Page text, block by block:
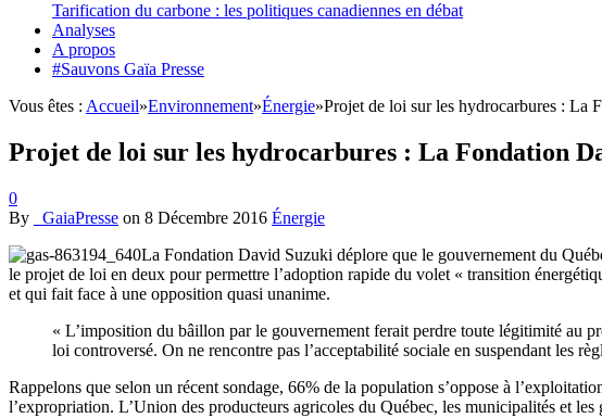
Tarification du carbone : les politiques canadiennes en débat
Analyses
A propos
#Sauvons Gaïa Presse
Vous êtes : Accueil»Environnement»Énergie»Projet de loi sur les hydrocarbures : La
Projet de loi sur les hydrocarbures : La Fondation
0
By
_GaiaPresse on 8 Décembre 2016 Énergie
La Fondation David Suzuki déplore que le gouvernement du
le projet de loi en deux pour permettre l’adoption rapide du volet « transition
et qui fait face à une opposition quasi unanime.
« L’imposition du bâillon par le gouvernement ferait perdre toute légitimité au
loi controversé. On ne rencontre pas l’acceptabilité sociale en suspendant les
Rappelons que selon un récent sondage, 66% de la population s’oppose à
l’expropriation. L’Union des producteurs agricoles du Québec, les municipalités et